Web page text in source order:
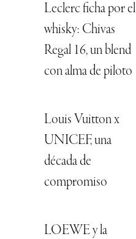
Leclerc ficha por el
whisky: Chivas
Regal 16, un blend
con alma de piloto
Louis Vuitton x
UNICEF, una
década de
compromiso
LOEWE y la